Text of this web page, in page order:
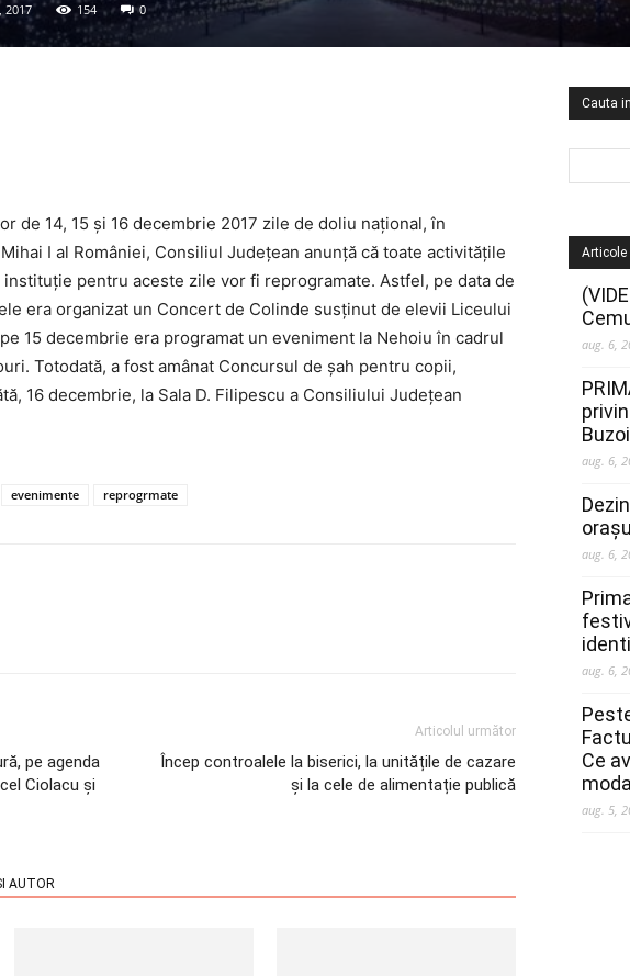
2017 154 0
de 14, 15 și 16 decembrie 2017 zile de doliu național, în
I al României, Consiliul Județean anunță că toate activitățile
pentru aceste zile vor fi reprogramate. Astfel, pe data de
era organizat un Concert de Colinde susținut de elevii Liceului
15 decembrie era programat un eveniment la Nehoiu în cadrul
Totodată, a fost amânat Concursul de șah pentru copii,
16 decembrie, la Sala D. Filipescu a Consiliului Județean
evenimente reprogrmate
pe agenda
Ciolacu și
Articolul următor
Încep controalele la biserici, la unitățile de cazare
și la cele de alimentație publică
AUTOR
Cauta
Articole
aug. 6,
aug. 6,
aug. 6,
aug. 6,
Ce
aug. 5,